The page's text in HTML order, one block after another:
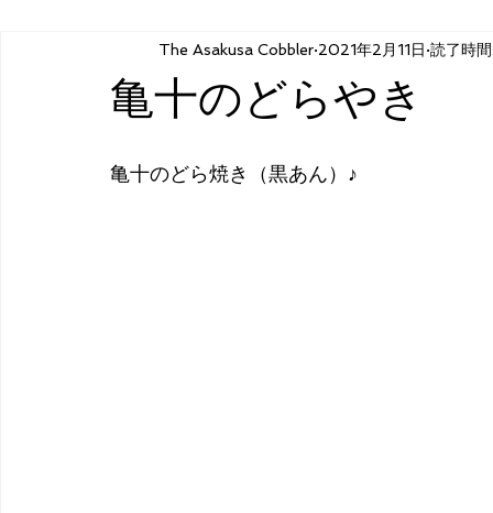
Your Community Blogging Tips
亀十のどらやき
The Asakusa Cobbler 2021年2月11日 読了時
亀十のどら焼き（黒あん）♪